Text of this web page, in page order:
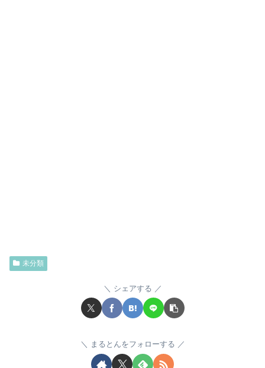
未分類
シェアする
まるとんをフォローする